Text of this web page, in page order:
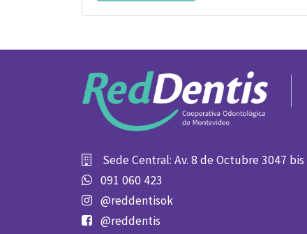
Sede Central: Av. 8 de Octubre 3047 bis
091 060 423
@reddentisok
@reddentis